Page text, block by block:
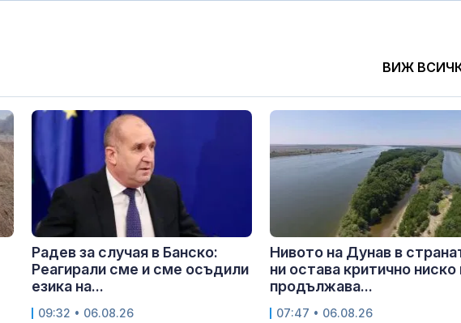
ВИЖ
Радев за случая в Банско:
Реагирали сме и сме осъдили
езика на...
09:32 • 06.08.26
Нивото на Дунав в
ни остава критично ниско
продължава...
07:47 • 06.08.26